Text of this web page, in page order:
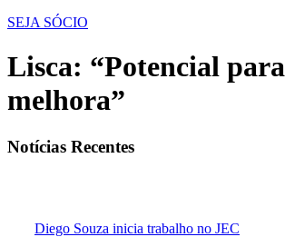
SEJA SÓCIO
Lisca: “Potencial para
melhora”
Notícias Recentes
Diego Souza inicia trabalho no JEC